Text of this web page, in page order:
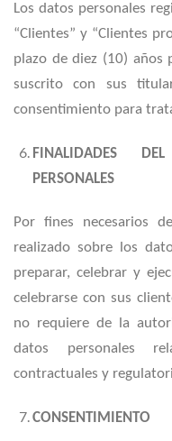
Los datos personales
“Clientes” y “Clientes
plazo de diez (10)
suscrito con sus
consentimiento para
FINALIDADES
PERSONALES
Por fines necesarios
realizado sobre los
preparar, celebrar y
celebrarse con sus
no requiere de la
datos personales
contractuales y
CONSENTIMIENTO